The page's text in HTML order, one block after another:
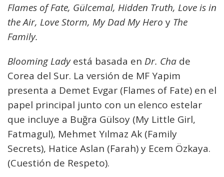
Flames of Fate, Gülcemal, Hidden Truth, Love is in
the Air, Love Storm, My Dad My Hero y The
Family.
Blooming Ladyestá basada en Dr. Cha de
Corea del Sur. La versión de MF Yapim
presenta a Demet Evgar (Flames of Fate) en el
papel principal junto con un elenco estelar
que incluye a Buğra Gülsoy (My Little Girl,
Fatmagul), Mehmet Yılmaz Ak (Family
Secrets), Hatice Aslan (Farah) y Ecem Özkaya.
(Cuestión de Respeto).